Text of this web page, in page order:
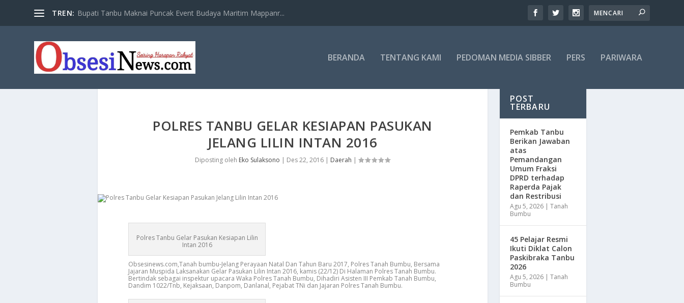
TREN: Bupati Tanbu Maknai Puncak Event Budaya Maritim Mappanr...
BERANDA TENTANG KAMI PEDOMAN MEDIA SIBBER PERS PARIWARA
POLRES TANBU GELAR KESIAPAN PASUKAN
JELANG LILIN INTAN 2016
Diposting oleh Eko Sulaksono | Des 22, 2016 | Daerah |
Polres Tanbu Gelar Pasukan Kesiapan Lilin
Intan 2016
Obsesinews.com,Tanah bumbu-Jelang Perayaan Natal Dan Tahun Baru 2017, Polres Tanah Bumbu, Bersama
Jajaran Muspida Laksanakan Gelar Pasukan Lilin Intan 2016, kamis (22/12) Di Halaman Polres Tanah Bumbu.
Bertindak sebagai inspektur upacara Waka Polres Tanah Bumbu, Dihadiri Asisten III Pemkab Tanah Bumbu,
Dandim 1022/Tnb, Kejaksaan, Danpom, Danlanal, Pejabat TNi dan Jajaran Polres Tanah Bumbu.
POST
TERBARU
Pemkab Tanbu
Berikan Jawaban
atas
Pemandangan
Umum Fraksi
DPRD terhadap
Raperda Pajak
dan Restribusi
Agu 5, 2026| Tanah
Bumbu
45 Pelajar Resmi
Ikuti Diklat Calon
Paskibraka Tanbu
2026
Agu 5, 2026| Tanah
Bumbu